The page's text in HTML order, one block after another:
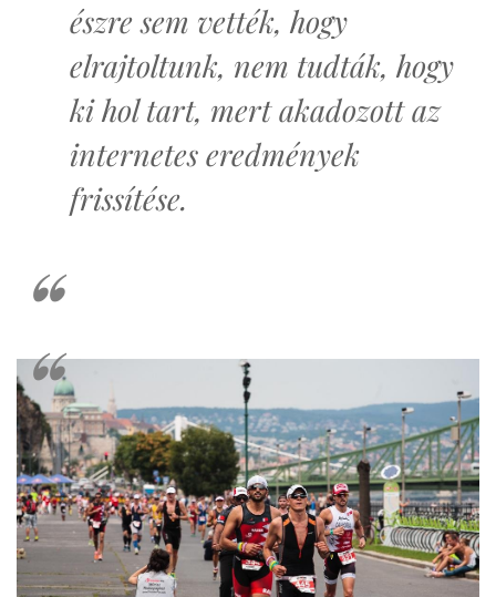
észre sem vették, hogy
elrajtoltunk, nem tudták, hogy
ki hol tart, mert akadozott az
internetes eredmények
frissítése.